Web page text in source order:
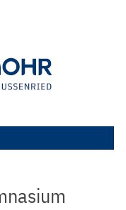
springen